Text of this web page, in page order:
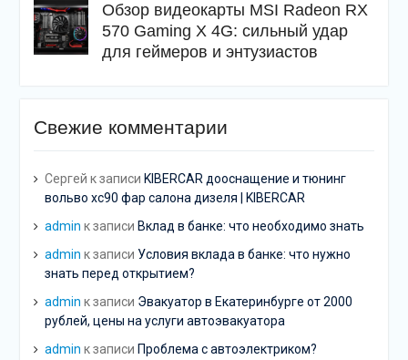
Обзор видеокарты MSI Radeon RX
570 Gaming X 4G: сильный удар
для геймеров и энтузиастов
Свежие комментарии
Сергей к записи KIBERCAR дооснащение и тюнинг
вольво хс90 фар салона дизеля | KIBERCAR
admin к записи Вклад в банке: что необходимо знать
admin к записи Условия вклада в банке: что нужно
знать перед открытием?
admin к записи Эвакуатор в Екатеринбурге от 2000
рублей, цены на услуги автоэвакуатора
admin к записи Проблема с автоэлектриком?